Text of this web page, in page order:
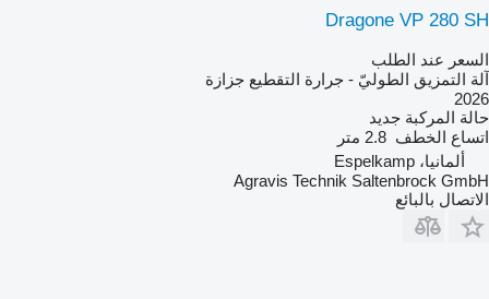
Dragone VP 280 SH
السعر عند الطلب
آلة التمزيق الطوليّ - جرارة التقطيع جزازة
2026
حالة المركبة جديد
اتساع الخطف 2.8 متر
ألمانيا، Espelkamp
Agravis Technik Saltenbrock GmbH
الاتصال بالبائع